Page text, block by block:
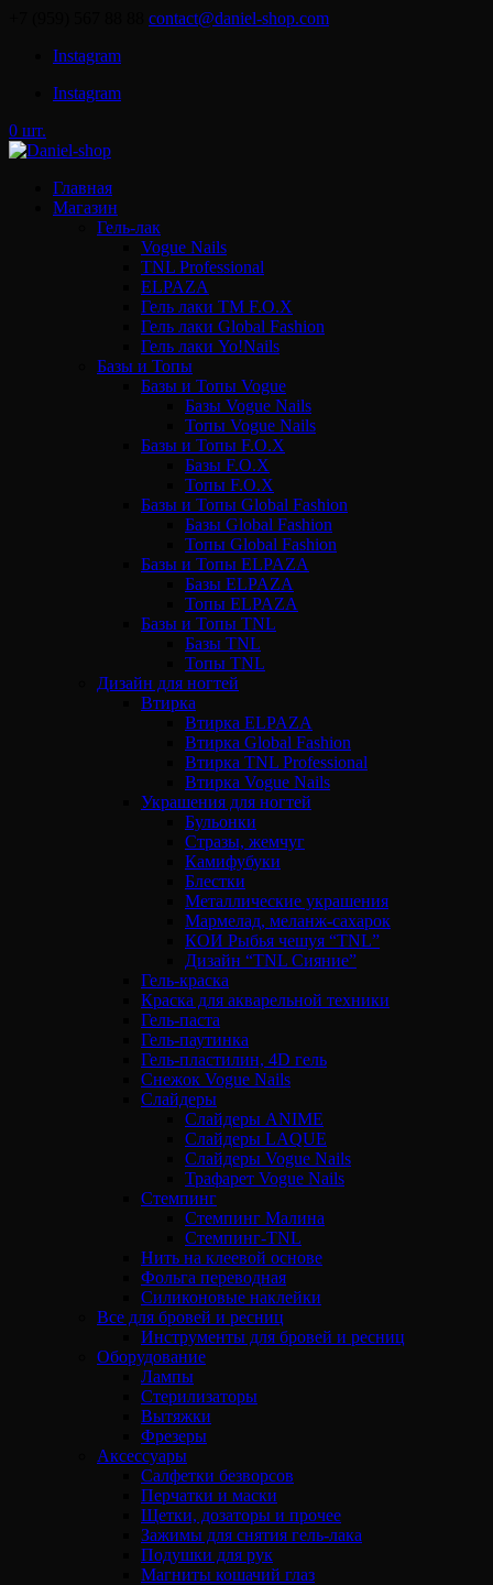
contact@daniel-shop.com
Instagram
Instagram
0 шт.
Главная
Магазин
Гель-лак
Vogue Nails
TNL Professional
ELPAZA
Гель лаки ТМ F.O.X
Гель лаки Global Fashion
Гель лаки Yo!Nails
Базы и Топы
Базы и Топы Vogue
Базы Vogue Nails
Топы Vogue Nails
Базы и Топы F.O.X
Базы F.O.X
Топы F.O.X
Базы и Топы Global Fashion
Базы Global Fashion
Топы Global Fashion
Базы и Топы ELPAZA
Базы ELPAZA
Топы ELPAZA
Базы и Топы TNL
Базы TNL
Топы TNL
Дизайн для ногтей
Втирка
Втирка ELPAZA
Втирка Global Fashion
Втирка TNL Professional
Втирка Vogue Nails
Украшения для ногтей
Бульонки
Стразы, жемчуг
Камифубуки
Блестки
Металлические украшения
Мармелад, меланж-сахарок
КОИ Рыбья чешуя “TNL”
Дизайн “TNL Сияние”
Гель-краска
Краска для акварельной техники
Гель-паста
Гель-паутинка
Гель-пластилин, 4D гель
Снежок Vogue Nails
Слайдеры
Слайдеры ANIME
Слайдеры LAQUE
Слайдеры Vogue Nails
Трафарет Vogue Nails
Стемпинг
Стемпинг Малина
Стемпинг-TNL
Нить на клеевой основе
Фольга переводная
Силиконовые наклейки
Все для бровей и ресниц
Инструменты для бровей и ресниц
Оборудование
Лампы
Стерилизаторы
Вытяжки
Фрезеры
Аксессуары
Салфетки безворсов
Перчатки и маски
Щетки, дозаторы и прочее
Зажимы для снятия гель-лака
Подушки для рук
Магниты кошачий глаз